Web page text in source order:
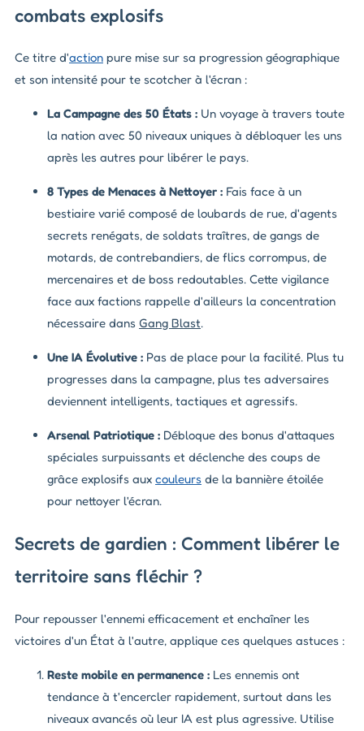
combats explosifs
Ce titre d'action pure mise sur sa progression géographique
et son intensité pour te scotcher à l'écran :
La Campagne des 50 États : Un voyage à travers toute
la nation avec 50 niveaux uniques à débloquer les uns
après les autres pour libérer le pays.
8 Types de Menaces à Nettoyer : Fais face à un
bestiaire varié composé de loubards de rue, d'agents
secrets renégats, de soldats traîtres, de gangs de
motards, de contrebandiers, de flics corrompus, de
mercenaires et de boss redoutables. Cette vigilance
face aux factions rappelle d'ailleurs la concentration
nécessaire dans Gang Blast.
Une IA Évolutive : Pas de place pour la facilité. Plus tu
progresses dans la campagne, plus tes adversaires
deviennent intelligents, tactiques et agressifs.
Arsenal Patriotique : Débloque des bonus d'attaques
spéciales surpuissants et déclenche des coups de
grâce explosifs aux couleurs de la bannière étoilée
pour nettoyer l'écran.
Secrets de gardien : Comment libérer le
territoire sans fléchir ?
Pour repousser l'ennemi efficacement et enchaîner les
victoires d'un État à l'autre, applique ces quelques astuces :
Reste mobile en permanence : Les ennemis ont
tendance à t'encercler rapidement, surtout dans les
niveaux avancés où leur IA est plus agressive. Utilise